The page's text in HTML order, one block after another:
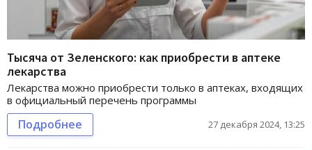
Тысяча от Зеленского: как приобрести в аптеке
лекарства
Лекарства можно приобрести только в аптеках, входящих
в официальный перечень программы
Подробнее 27 декабря 2024, 13:25